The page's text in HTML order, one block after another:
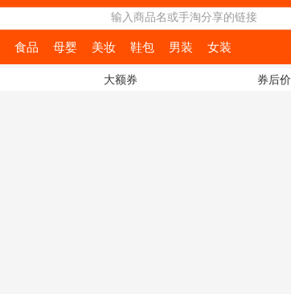
输入商品名或手淘分享的链接
食品 母婴 美妆 鞋包 男装 女装
大额券 券后价